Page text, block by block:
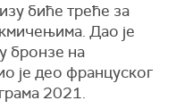
биће треће за
Дао је
бронзе на
је део француског
2021.